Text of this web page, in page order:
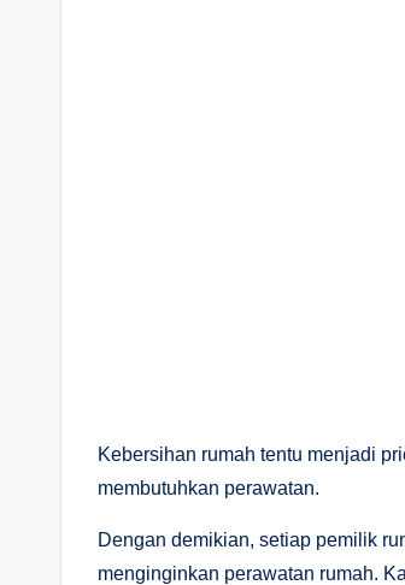
Kebersihan rumah tentu menjadi
membutuhkan perawatan.
Dengan demikian, setiap pemilik
menginginkan perawatan rumah.